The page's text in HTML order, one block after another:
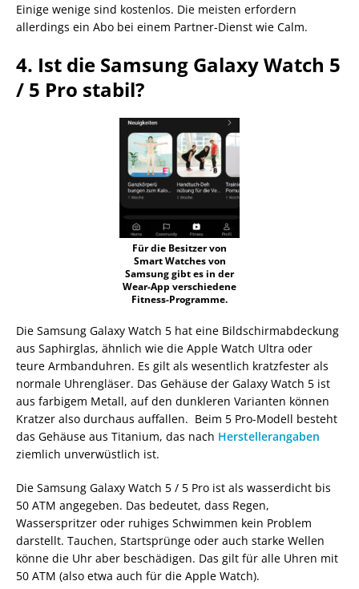
Einige wenige sind kostenlos. Die meisten erfordern
allerdings ein Abo bei einem Partner-Dienst wie Calm.
4. Ist die Samsung Galaxy Watch 5
/ 5 Pro stabil?
Für die Besitzer von
Smart Watches von
Samsung gibt es in der
Wear-App verschiedene
Fitness-Programme.
Die Samsung Galaxy Watch 5 hat eine Bildschirmabdeckung
aus Saphirglas, ähnlich wie die Apple Watch Ultra oder
teure Armbanduhren. Es gilt als wesentlich kratzfester als
normale Uhrengläser. Das Gehäuse der Galaxy Watch 5 ist
aus farbigem Metall, auf den dunkleren Varianten können
Kratzer also durchaus auffallen. Beim 5 Pro-Modell besteht
das Gehäuse aus Titanium, das nach Herstellerangaben
ziemlich unverwüstlich ist.
Die Samsung Galaxy Watch 5 / 5 Pro ist als wasserdicht bis
50 ATM angegeben. Das bedeutet, dass Regen,
Wasserspritzer oder ruhiges Schwimmen kein Problem
darstellt. Tauchen, Startsprünge oder auch starke Wellen
könne die Uhr aber beschädigen. Das gilt für alle Uhren mit
50 ATM (also etwa auch für die Apple Watch).